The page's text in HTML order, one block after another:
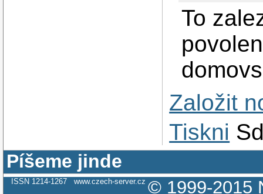
To
Založit
Tiskni
Píšeme jinde
ISSN 1214-1267 www.czech-server.cz © 1999-2015